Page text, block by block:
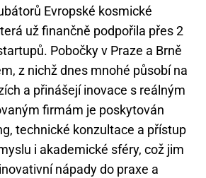
Evropské kosmické
už finančně podpořila přes 2
Pobočky v Praze a Brně
z nichž dnes mnohé působí na
a přinášejí inovace s reálným
firmám je poskytován
technické konzultace a přístup
i akademické sféry, což jim
nápady do praxe a